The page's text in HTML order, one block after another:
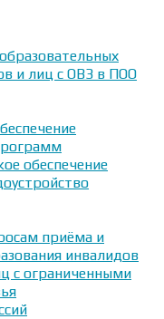
и лиц с ОВЗ в ПОО
обеспечение
приёма и
инвалидов
с ограниченными